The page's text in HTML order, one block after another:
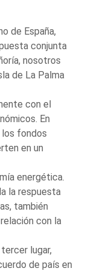
de España,
conjunta
nosotros
de La Palma
con el
En
fondos
en un
energética.
la respuesta
también
con la
lugar,
de país en